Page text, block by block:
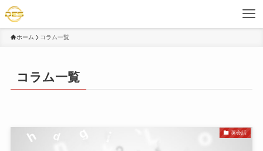
ホーム コラム一覧
コラム一覧
英会話